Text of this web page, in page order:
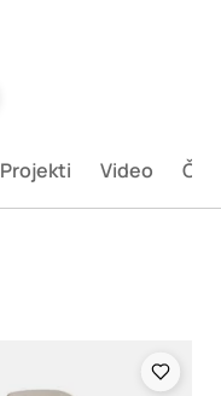
Projekti Video